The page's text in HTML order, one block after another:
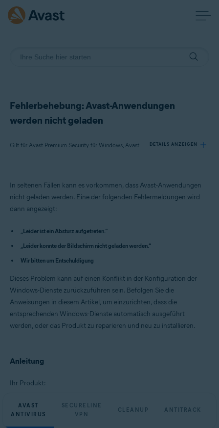
Fehlerbehebung: Avast-Anwendungen
werden nicht geladen
Gilt für Avast Premium Security für Windows, Avast Free Antivirus für Windows, Avast SecureLine VPN für Windows, Avast Cleanup Premium für Windows, Avast AntiTrack Premium für Windows, Avast Driver Updater für Windows, Avast BreachGuard für Windows DETAILS ANZEIGEN
Produkte:
Avast Premium Security 23.x für Windows
Avast SecureLine VPN 5.x für Windows
Avast AntiTrack Premium 3.x für Windows
Avast BreachGuard 23.x für Windows
Microsoft Windows 11 Home/Pro/Enterprise/Education
Microsoft Windows 10 Home/Pro/Enterprise/Education – 32-/64-Bit
Microsoft Windows 8.1 Home/Pro/Enterprise/Education – 32-/64-Bit
Microsoft Windows 7 Home Basic/Home
Premium/Professional/Enterprise/Ultimate – Service Pack 1 mit
In seltenen Fällen kann es vorkommen, dass Avast-Anwendungen
nicht geladen werden. Eine der folgenden Fehlermeldungen wird
dann angezeigt:
„Leider ist ein Absturz aufgetreten.“
„Leider konnte der Bildschirm nicht geladen werden.“
Wir bitten um Entschuldigung
Dieses Problem kann auf einen Konflikt in der Konfiguration der
Windows-Dienste zurückzuführen sein. Befolgen Sie die
Anweisungen in diesem Artikel, um einzurichten, dass die
entsprechenden Windows-Dienste automatisch ausgeführt
werden, oder das Produkt zu reparieren und neu zu installieren.
Anleitung
Ihr Produkt:
AVAST
ANTIVIRUS
SECURELINE
VPN
CLEANUP ANTITRACK